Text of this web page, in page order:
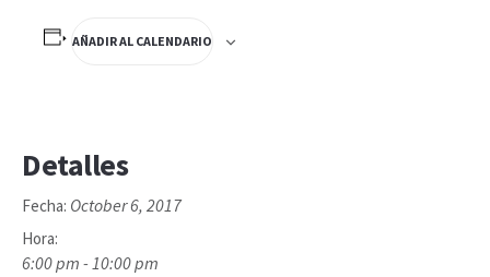
AÑADIR AL CALENDARIO
Detalles
Fecha: October 6, 2017
Hora:
6:00 pm - 10:00 pm